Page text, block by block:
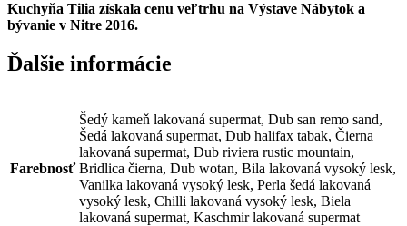
Kuchyňa Tilia získala cenu veľtrhu na Výstave Nábytok a
bývanie v Nitre 2016.
Ďalšie informácie
Farebnosť
Šedý kameň lakovaná supermat, Dub san remo sand,
Šedá lakovaná supermat, Dub halifax tabak, Čierna
lakovaná supermat, Dub riviera rustic mountain,
Bridlica čierna, Dub wotan, Bila lakovaná vysoký lesk,
Vanilka lakovaná vysoký lesk, Perla šedá lakovaná
vysoký lesk, Chilli lakovaná vysoký lesk, Biela
lakovaná supermat, Kaschmir lakovaná supermat